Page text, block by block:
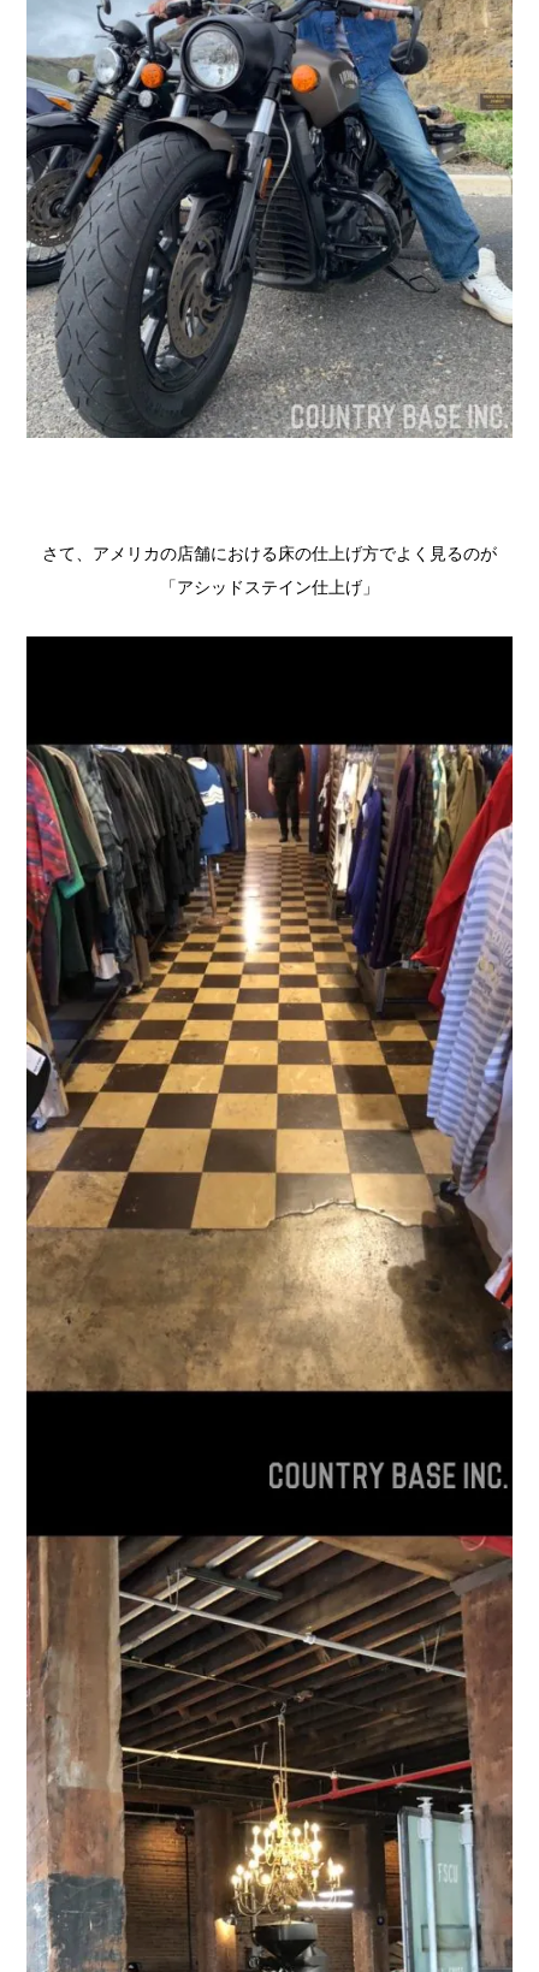
さて、アメリカの店舗における床の仕上げ方でよく見るのが
「アシッドステイン仕上げ」